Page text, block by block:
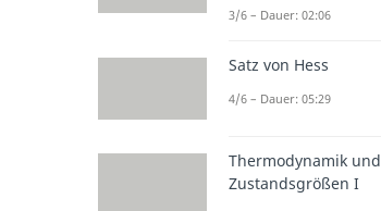
3/6 – Dauer: 02:06
Satz von Hess
4/6 – Dauer: 05:29
Thermodynamik und
Zustandsgrößen I